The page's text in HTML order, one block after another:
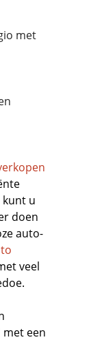
met
kunt u
doen
auto-
veel
een